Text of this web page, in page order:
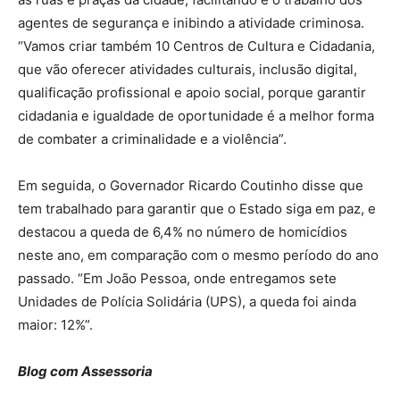
agentes de segurança e inibindo a atividade criminosa.
“Vamos criar também 10 Centros de Cultura e Cidadania,
que vão oferecer atividades culturais, inclusão digital,
qualificação profissional e apoio social, porque garantir
cidadania e igualdade de oportunidade é a melhor forma
de combater a criminalidade e a violência”.
Em seguida, o Governador Ricardo Coutinho disse que
tem trabalhado para garantir que o Estado siga em paz, e
destacou a queda de 6,4% no número de homicídios
neste ano, em comparação com o mesmo período do ano
passado. “Em João Pessoa, onde entregamos sete
Unidades de Polícia Solidária (UPS), a queda foi ainda
maior: 12%”.
Blog com Assessoria